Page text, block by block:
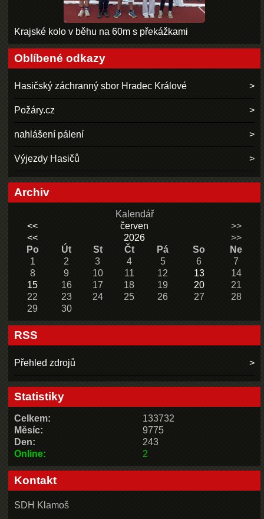
Krajské kolo v běhu na 60m s překážkami
Oblíbené odkazy
Hasičský záchranný sbor Hradec Králové
Požáry.cz
nahlášení pálení
Výjezdy Hasičů
Archiv
Kalendář
<<
červen
>>
<<
2026
>>
Po
Út St Čt Pá So
Ne
1
2 3 4 5 6
7
8
9 10 11 12 13
14
15
16 17 18 19 20
21
22
23 24 25 26 27
28
29
30
RSS
Přehled zdrojů
Statistiky
Online: 2
Celkem:
133732
Měsíc:
9775
Den:
243
Kontakt
SDH Klamoš